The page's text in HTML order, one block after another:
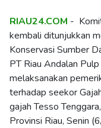
RIAU24.COM -
kembali ditunjukkan
Konservasi Sumber
PT Riau Andalan
melaksanakan
terhadap seekor
gajah Tesso
Provinsi Riau, Senin